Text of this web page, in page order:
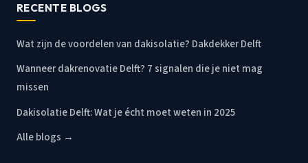
RECENTE BLOGS
Wat zijn de voordelen van dakisolatie? Dakdekker Delft
Wanneer dakrenovatie Delft? 7 signalen die je niet mag
missen
Dakisolatie Delft: Wat je écht moet weten in 2025
Alle blogs →